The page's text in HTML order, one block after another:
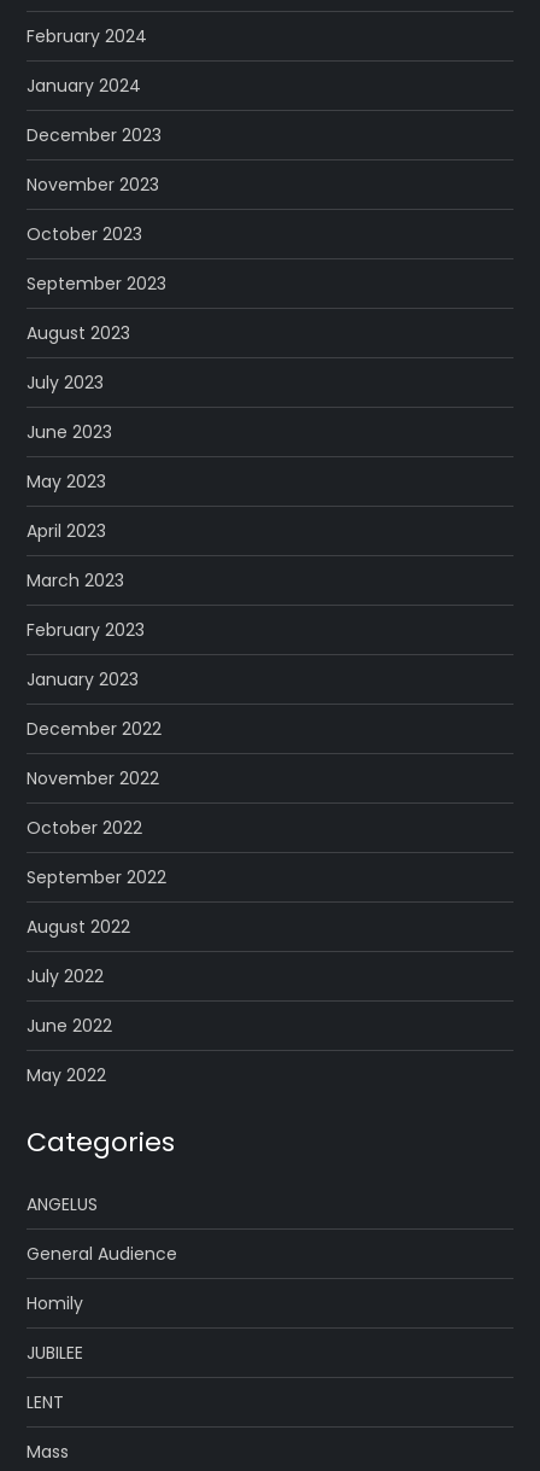
February 2024
January 2024
December 2023
November 2023
October 2023
September 2023
August 2023
July 2023
June 2023
May 2023
April 2023
March 2023
February 2023
January 2023
December 2022
November 2022
October 2022
September 2022
August 2022
July 2022
June 2022
May 2022
Categories
ANGELUS
General Audience
Homily
JUBILEE
LENT
Mass